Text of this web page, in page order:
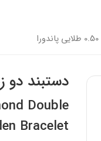
دستبند دو
Double
Bracelet